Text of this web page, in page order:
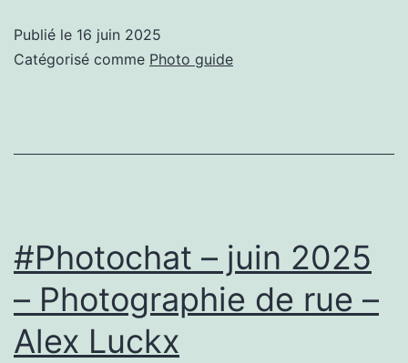
logement
Publié le 16 juin 2025
Catégorisé comme Photo guide
#Photochat – juin 2025
– Photographie de rue –
Alex Luckx